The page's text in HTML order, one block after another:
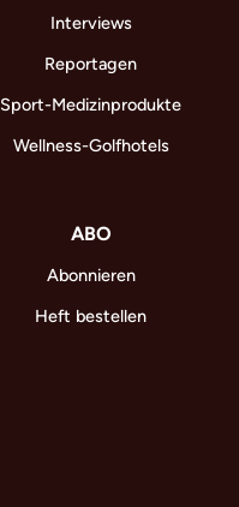
Interviews
Reportagen
Sport-Medizinprodukte
Wellness-Golfhotels
ABO
Abonnieren
Heft bestellen